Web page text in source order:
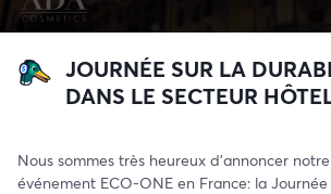
JOURNÉE SUR LA
DANS LE SECTEUR
Nous sommes très heureux d'annoncer
événement ECO-ONE en France: la